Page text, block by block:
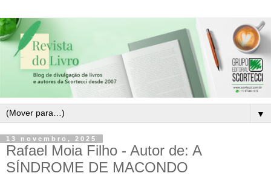
▼
13 novembro, 2025
Rafael Moia Filho - Autor de: A
SÍNDROME DE MACONDO